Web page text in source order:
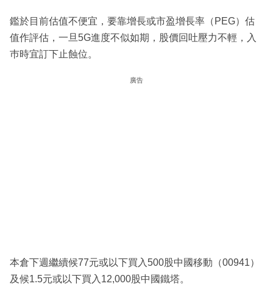
鑑於目前估值不便宜，要靠增長或市盈增長率（PEG）估
值作評估，一旦5G進度不似如期，股價回吐壓力不輕，入
巿時宜訂下止蝕位。
廣告
本倉下週繼續候77元或以下買入500股中國移動（00941）
及候1.5元或以下買入12,000股中國鐵塔。